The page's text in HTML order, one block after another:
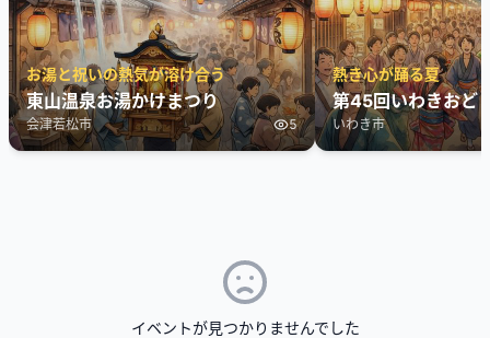
お湯と祝いの熱気が溶け合う
東山温泉お湯かけまつり
会津若松市 5
熱き心が踊る夏
第45回いわきおど
いわき市
イベントが見つかりませんでした